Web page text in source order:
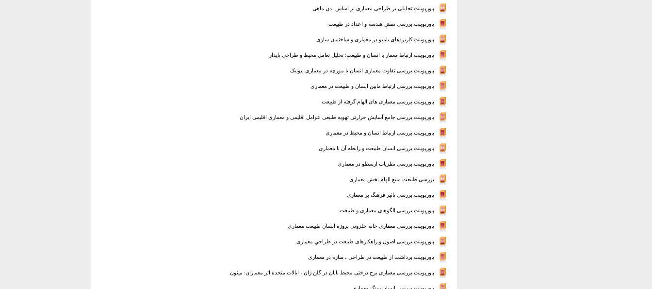
پاورپوینت تحلیلی بر طراحی معماری بر اساس بدن ماهی
پاورپوینت بررسی نقش هندسه و اعداد در طبیعت
پاورپوینت کاربردهای بامبو در معماری و ساختمان سازی
پاورپوینت ارتباط معمار با انسان و طبیعت: تحلیل تعامل محیط و طراحی پایدار
پاورپوینت بررسی تفاوت معماری انسان با مورچه در معماری بیونیک
پاورپوینت بررسی ارتباط مابین انسان و طبیعت در معماری
پاورپوینت بررسی معماری های الهام گرفته از طبیعت
پاورپوینت بررسی جامع آسایش حرارتی تهویه طبیعی عوامل اقلیمی و معماری اقلیمی ایران
پاورپوینت بررسی ارتباط انسان و محیط در معماری
پاورپوینت بررسی انسان طبیعت و رابطه آن با معماری
پاورپوینت بررسی نظریات ارسطو در معماری
بررسی طبیعت منبع الهام بخش معماری
پاورپوینت بررسی تاثير فرهنگ بر معماري
پاورپوینت بررسی الگوهای معماری و طبیعت
پاورپوینت بررسی معماری خانه حلزونی پروژه انسان طبیعت معماری
پاورپوینت بررسی اصول و راهکارهای طبيعت در طراحي معماری
پاورپوینت برداشت از طبیعت در طراحی ، سازه در معماری
پاورپوینت بررسی معماری برج درختی محیط بانان در گلن ژان ، ایالات متحده اثر معماران: میثون
پاورپوینت بررسی انسان سنگ معماری